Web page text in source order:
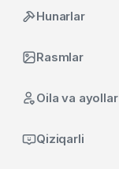
Hunarlar
Rasmlar
Oila va ayollar
Qiziqarli